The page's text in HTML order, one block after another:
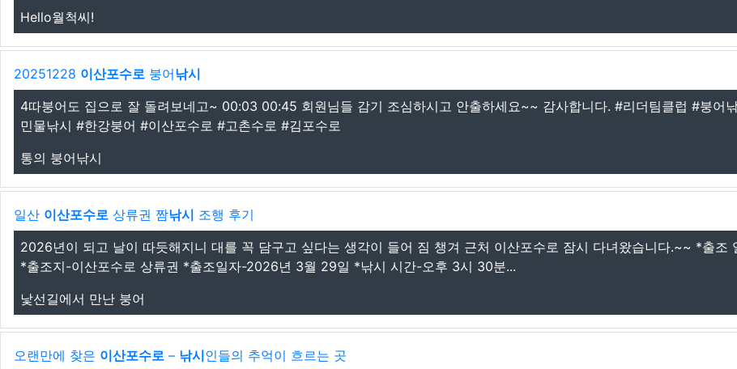
Hello월척씨!
20251228 이산포수로 붕어낚시
4따붕어도 집으로 잘 돌려보네고~ 00:03 00:45 회원님들 감기 조심하시고 안출하세요~~ 감사합니다. #리더팀클럽 #붕어
민물낚시 #한강붕어 #이산포수로 #고촌수로 #김포수로
통의 붕어낚시
일산 이산포수로 상류권 짬낚시 조행 후기
2026년이 되고 날이 따듯해지니 대를 꼭 담구고 싶다는 생각이 들어 짐 챙겨 근처 이산포수로 잠시 다녀왔습니다.~~ *출조
*출조지-이산포수로 상류권 *출조일자-2026년 3월 29일 *낚시 시간-오후 3시 30분...
낯선길에서 만난 붕어
오랜만에 찾은 이산포수로 – 낚시인들의 추억이 흐르는 곳